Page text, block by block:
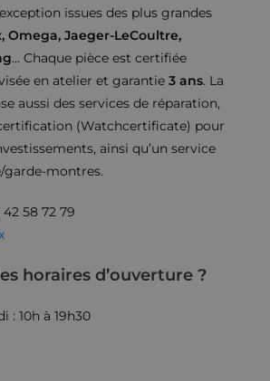
issues des plus grandes
Omega, Jaeger-LeCoultre,
… Chaque pièce est certifiée
en atelier et garantie3 ans. La
aussi des services de réparation,
(Watchcertificate) pour
ainsi qu’un service
garde-montres.
42 58 72 79
horaires d’ouverture ?
: 10h à 19h30